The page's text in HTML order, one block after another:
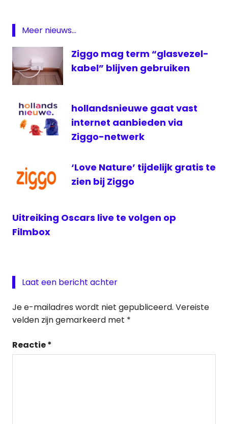
TV
terugkijken
ziggo
Meer nieuws...
Ziggo mag term “glasvezel-
kabel” blijven gebruiken
hollandsnieuwe gaat vast
internet aanbieden via
Ziggo-netwerk
‘Love Nature’ tijdelijk gratis te
zien bij Ziggo
Uitreiking Oscars live te volgen op
Filmbox
Laat een bericht achter
Je e-mailadres wordt niet gepubliceerd. Vereiste
velden zijn gemarkeerd met *
Reactie*